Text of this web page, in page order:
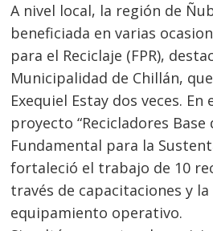
A nivel local, la región de
beneficiada en varias
para el Reciclaje (FPR),
Municipalidad de Chillán,
Exequiel Estay dos veces. En
proyecto “Recicladores
Fundamental para la
fortaleció el trabajo de 10
través de capacitaciones y
equipamiento operativo.
Navegación
de
entradas